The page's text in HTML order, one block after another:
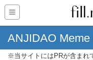
ANJIDAO Meme
※当サイトにはPRが含まれ